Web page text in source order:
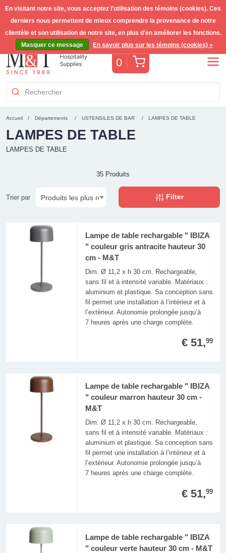
0 Panier
Accueil Départements USTENSILES DE BAR LAMPES DE TABLE
LAMPES DE TABLE
LAMPES DE TABLE
35 Produits
Trier par Filter
Lampe de table rechargable " IBIZA
" couleur gris antracite hauteur 30
cm - M&T
Dim. Ø 11,2 x h 30 cm. Rechargeable,
sans fil et à intensité variable. Matériaux :
aluminium et plastique. Sa conception sans
fil permet une installation à l’intérieur et à
l’extérieur. Autonomie prolongée jusqu’à
7 heures après une charge complète.
€ 51,99
Lampe de table rechargable " IBIZA
" couleur marron hauteur 30 cm -
M&T
Dim. Ø 11,2 x h 30 cm. Rechargeable,
sans fil et à intensité variable. Matériaux :
aluminium et plastique. Sa conception sans
fil permet une installation à l’intérieur et à
l’extérieur. Autonomie prolongée jusqu’à
7 heures après une charge complète.
€ 51,99
Lampe de table rechargable " IBIZA
" couleur verte hauteur 30 cm - M&T
En visitant notre site, vous acceptez l'utilisation des témoins (cookies). Ces
derniers nous permettent de mieux comprendre la provenance de notre
clientèle et son utilisation de notre site, en plus d'en améliorer les fonctions.
Masquer ce message
En savoir plus sur les témoins (cookies) »